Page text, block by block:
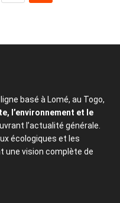
basé à Lomé, au Togo,
l’environnement et le
l’actualité générale.
écologiques et les
une vision complète de